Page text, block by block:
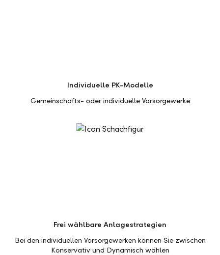
Individuelle PK-Modelle
Gemeinschafts- oder individuelle Vorsorgewerke
Frei wählbare Anlagestrategien
Bei den individuellen Vorsorgewerken können Sie zwischen
Konservativ und Dynamisch wählen